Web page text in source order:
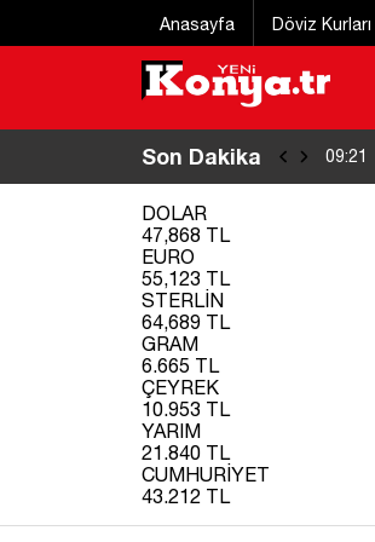
Anasayfa Döviz Kurları
Son Dakika 09:18
DOLAR
47,868 TL
EURO
55,123 TL
STERLİN
64,689 TL
GRAM
6.665 TL
ÇEYREK
10.953 TL
YARIM
21.840 TL
CUMHURİYET
43.212 TL